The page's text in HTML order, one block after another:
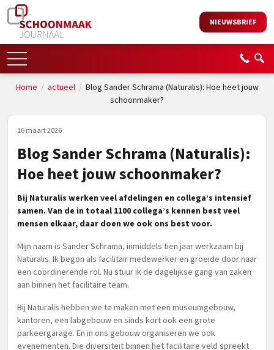
NIEUWSBRIEF
Home / actueel/ Blog Sander Schrama (Naturalis): Hoe heet jouw
schoonmaker?
16 maart 2026
Blog Sander Schrama (Naturalis):
Hoe heet jouw schoonmaker?
Bij Naturalis werken veel afdelingen en collega’s intensief
samen. Van de in totaal 1100 collega’s kennen best veel
mensen elkaar, daar doen we ook ons best voor.
Mijn naam is Sander Schrama, inmiddels tien jaar werkzaam bij
Naturalis. Ik begon als facilitair medewerker en groeide door naar
een coördinerende rol. Nu stuur ik de dagelijkse gang van zaken
aan binnen het facilitaire team.
Bij Naturalis hebben we te maken met een museumgebouw,
kantoren, een labgebouw en sinds kort ook een grote
parkeergarage. En in ons gebouw organiseren we ook
evenementen. Die diversiteit binnen het facilitaire veld spreekt